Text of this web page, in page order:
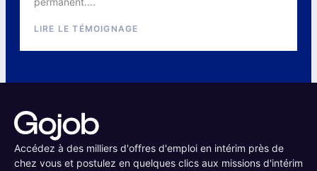
LIRE LE TÉMOIGNAGE
Accédez à des milliers d'offres d'emploi en intérim près de
chez vous et postulez en quelques clics aux missions d'intérim